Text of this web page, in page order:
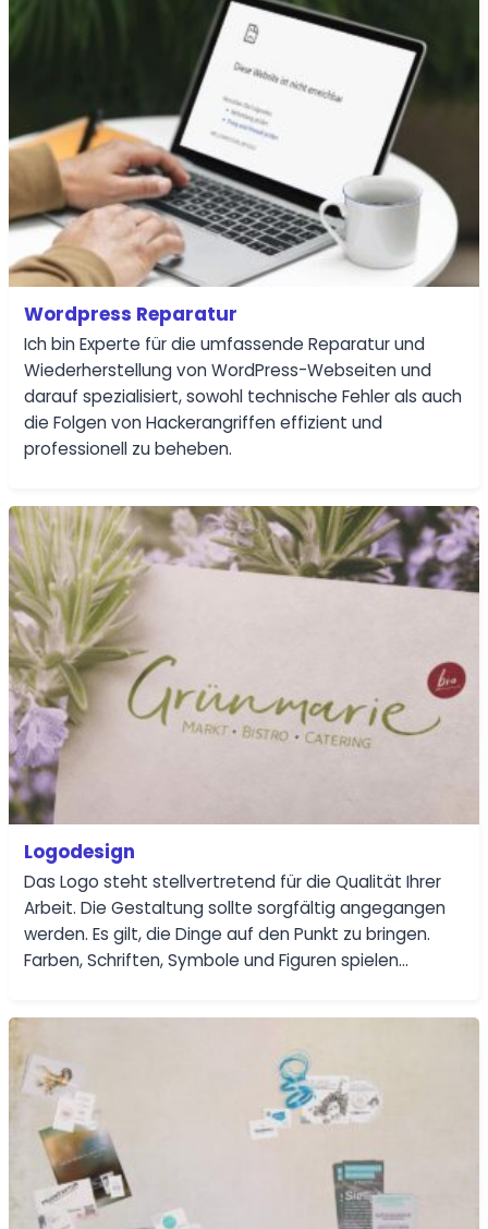
Wordpress Reparatur
Ich bin Experte für die umfassende Reparatur und
Wiederherstellung von WordPress-Webseiten und
darauf spezialisiert, sowohl technische Fehler als auch
die Folgen von Hackerangriffen effizient und
professionell zu beheben.
Logodesign
Das Logo steht stellvertretend für die Qualität Ihrer
Arbeit. Die Gestaltung sollte sorgfältig angegangen
werden. Es gilt, die Dinge auf den Punkt zu bringen.
Farben, Schriften, Symbole und Figuren spielen…